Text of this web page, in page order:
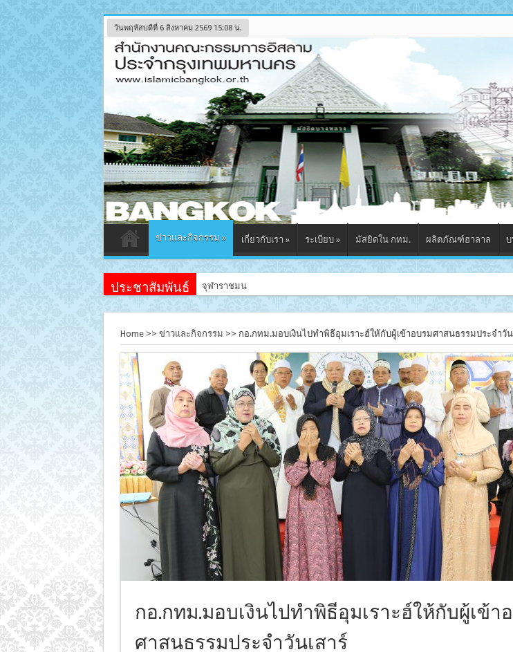
วันพฤหัสบดีที่ 6 สิงหาคม 2569 15:08 น.
ข่าวและกิจกรรม » เกี่ยวกับเรา » ระเบียบ » มัสยิดใน กทม. ผลิตภัณฑ์ฮาลาล
ประชาสัมพันธ์ จุฬาราชมนตรีเป็นประธานเปิดมัสยิดกุฎีช่อฟ้า จังหวัดพระน
Home>> ข่าวและกิจกรรม >> กอ.กทม.มอบเงินไปทำพิธีอุมเราะฮ์ให้กับผู้เข้าอบรมศาสนธรรมประจำวัน
กอ.กทม.มอบเงินไปทำพิธีอุมเราะฮ์ให้กับผู้เข้า
ศาสนธรรมประจำวันเสาร์